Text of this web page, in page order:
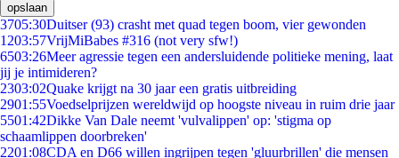
opslaan
3705:30Duitser (93) crasht met quad tegen boom, vier gewonden
1203:57VrijMiBabes #316 (not very sfw!)
6503:26Meer agressie tegen een andersluidende politieke mening, laat
jij je intimideren?
2303:02Quake krijgt na 30 jaar een gratis uitbreiding
2901:55Voedselprijzen wereldwijd op hoogste niveau in ruim drie jaar
5501:42Dikke Van Dale neemt 'vulvalippen' op: 'stigma op
schaamlippen doorbreken'
2201:08CDA en D66 willen ingrijpen tegen 'gluurbrillen' die mensen